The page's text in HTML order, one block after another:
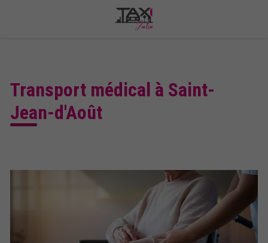
Transport médical à Saint-
Jean-d'Août